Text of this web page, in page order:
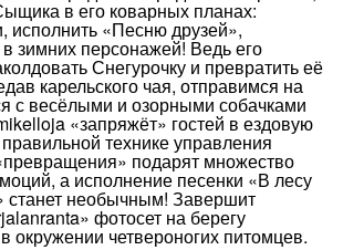
в его коварных планах:
исполнить «Песню друзей»,
зимних персонажей! Ведь его
Снегурочку и превратить её
карельского чая, отправимся на
с весёлыми и озорными собачками
«запряжёт» гостей в ездовую
технике управления
подарят множество
а исполнение песенки «В лесу
станет необычным! Завершит
фотосет на берегу
окружении четвероногих питомцев.